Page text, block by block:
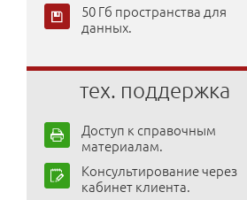
50 Гб пространства для
данных.
тех. поддержка
Доступ к справочным
материалам.
Консультирование через
кабинет клиента.